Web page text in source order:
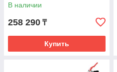
В наличии
258 290 ₸
Купить